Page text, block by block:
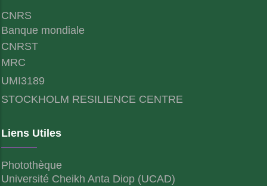
CNRS
Banque mondiale
CNRST
MRC
UMI3189
STOCKHOLM RESILIENCE CENTRE
Liens Utiles
Photothèque
Université Cheikh Anta Diop (UCAD)